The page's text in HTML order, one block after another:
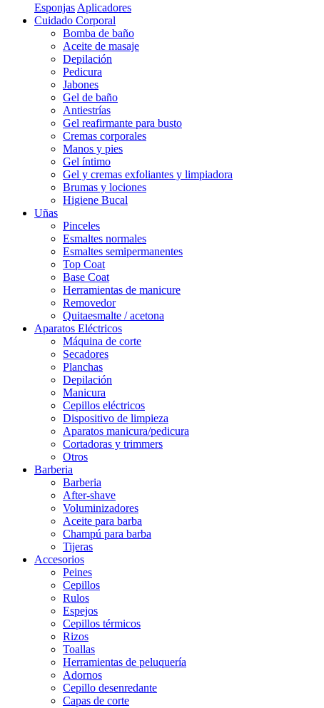
Esponjas Aplicadores
Cuidado Corporal
Bomba de baño
Aceite de masaje
Depilación
Pedicura
Jabones
Gel de baño
Antiestrías
Gel reafirmante para busto
Cremas corporales
Manos y pies
Gel íntimo
Gel y cremas exfoliantes y limpiadora
Brumas y lociones
Higiene Bucal
Uñas
Pinceles
Esmaltes normales
Esmaltes semipermanentes
Top Coat
Base Coat
Herramientas de manicure
Removedor
Quitaesmalte / acetona
Aparatos Eléctricos
Máquina de corte
Secadores
Planchas
Depilación
Manicura
Cepillos eléctricos
Dispositivo de limpieza
Aparatos manicura/pedicura
Cortadoras y trimmers
Otros
Barberia
Barberia
After-shave
Voluminizadores
Aceite para barba
Champú para barba
Tijeras
Accesorios
Peines
Cepillos
Rulos
Espejos
Cepillos térmicos
Rizos
Toallas
Herramientas de peluquería
Adornos
Cepillo desenredante
Capas de corte